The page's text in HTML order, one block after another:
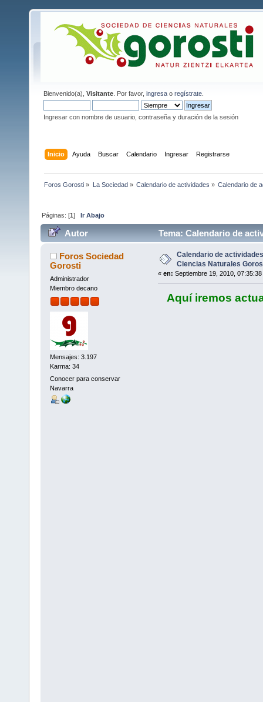
Bienvenido(a), Visitante . Por favor, ingresa o regístrate
Ingresar con nombre de usuario, contraseña y duración de la sesión
Inicio Ayuda Buscar Calendario Ingresar Registrarse
Foros Gorosti » La Sociedad» Calendario de actividades » Calendario de
Páginas: [1]Ir Abajo
Autor
Tema: Calendario de
13990 veces)
Foros Sociedad
Gorosti
Administrador
Miembro decano
Mensajes: 3.197
Karma: 34
Conocer para conservar
Navarra
Calendario de
Ciencias Naturales
« en: Septiembre 19, 2010, 07:35:38
Aquí iremos